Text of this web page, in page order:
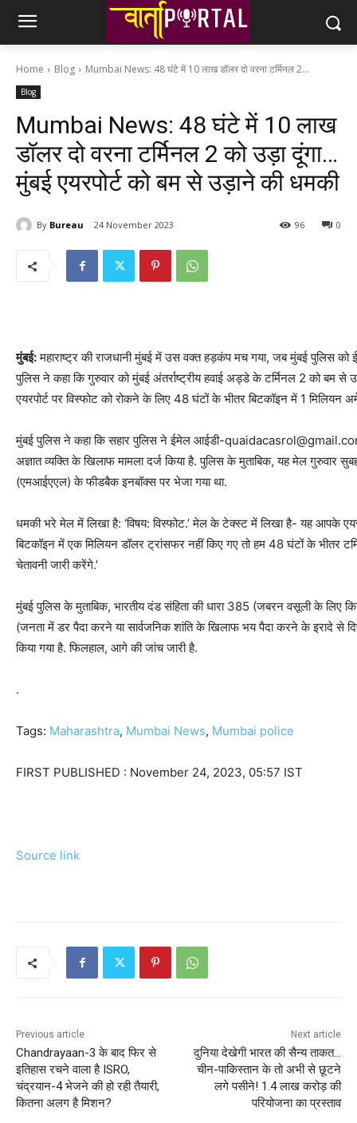
Home Blog Mumbai News: 48 घंटे में 10 लाख डॉलर दो वरना टर्मिनल 2...
Blog
Mumbai News: 48 घंटे में 10 लाख
डॉलर दो वरना टर्मिनल 2 को उड़ा दूंगा…
मुंबई एयरपोर्ट को बम से उड़ाने की धमकी
By Bureau 24 November 2023 0
96
मुंबई:महाराष्ट्र की राजधानी मुंबई में उस वक्त हड़कंप मच गया, जब मुंबई पुलिस को
पुलिस ने कहा कि गुरुवार को मुंबई अंतर्राष्ट्रीय हवाई अड्डे के टर्मिनल 2 को बम
एयरपोर्ट पर विस्फोट को रोकने के लिए 48 घंटों के भीतर बिटकॉइन में 1 मिलियन
मुंबई पुलिस ने कहा कि सहार पुलिस ने ईमेल आईडी-
अज्ञात व्यक्ति के खिलाफ मामला दर्ज किया है. पुलिस के मुताबिक, यह मेल गुरुवार
(एमआईएएल) के फीडबैक इनबॉक्स पर भेजा गया था.
धमकी भरे मेल में लिखा है: ‘विषय: विस्फोट.’ मेल के टेक्स्ट में लिखा है- यह आपके
बिटकॉइन में एक मिलियन डॉलर ट्रांसफर नहीं किए गए तो हम 48 घंटों के भीतर
चेतावनी जारी करेंगे.’
मुंबई पुलिस के मुताबिक, भारतीय दंड संहिता की धारा 385 (जबरन वसूली के लिए
(जनता में डर पैदा करने या सार्वजनिक शांति के खिलाफ भय पैदा करने के इरादे से
किया गया है. फिलहाल, आगे की जांच जारी है.
.
Tags: Maharashtra, Mumbai News, Mumbai police
FIRST PUBLISHED : November 24, 2023, 05:57 IST
Source link
Previous article
Chandrayaan-3 के बाद फिर से
इतिहास रचने वाला है ISRO,
चंद्रयान-4 भेजने की हो रही तैयारी,
कितना अलग है मिशन?
Next article
दुनिया देखेगी भारत की सैन्य ताकत…
चीन-पाकिस्तान के तो अभी से छूटने
लगे पसीने! 1.4 लाख करोड़ की
परियोजना का प्रस्ताव